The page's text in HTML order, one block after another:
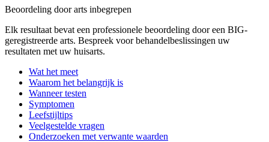
Beoordeling door arts inbegrepen
Elk resultaat bevat een professionele beoordeling door een BIG-
geregistreerde arts. Bespreek voor behandelbeslissingen uw
resultaten met uw huisarts.
Wat het meet
Waarom het belangrijk is
Wanneer testen
Symptomen
Leefstijltips
Veelgestelde vragen
Onderzoeken met verwante waarden